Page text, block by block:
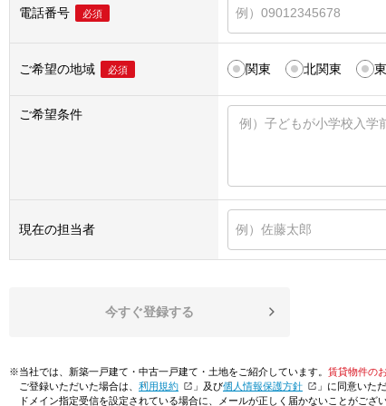
電話番号 必須
ご希望の地域 必須 関東 北関東
ご希望条件
現在の担当者
今すぐ登録する
※当社では、新築一戸建て・中古一戸建て・土地をご紹介しています。 賃貸物件の
ご登録いただいた場合は、「利用規約 」及び「個人情報保護方針
」に同意いた
ドメイン指定受信を設定されている場合に、メールが正しく届かないことがござい